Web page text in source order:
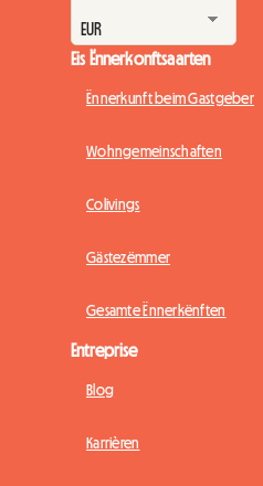
Eis Ënnerkonftsaarten
Ënnerkunft beim Gastgeber
Wohngemeinschaften
Colivings
Gästezëmmer
Gesamte Ënnerkënften
Entreprise
Blog
Karrièren